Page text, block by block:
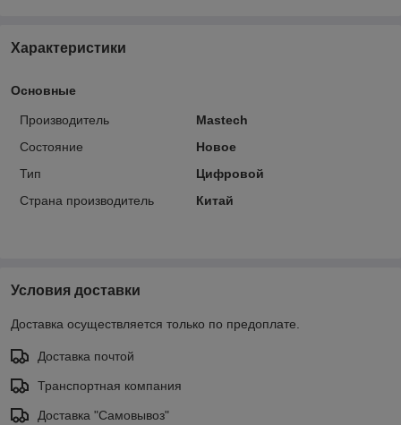
Характеристики
Основные
Производитель
Mastech
Состояние
Новое
Тип
Цифровой
Страна производитель
Китай
Условия доставки
Доставка осуществляется только по предоплате.
Доставка почтой
Транспортная компания
Доставка "Самовывоз"